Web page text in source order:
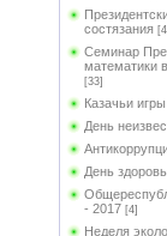
состязания
Семинар
[33]
Казачьи
День
День
- 2017 [4]
Неделя